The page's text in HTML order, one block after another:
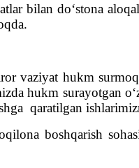
bilan do‘stona
vaziyat hukm
hukm surayotgan
qaratilgan
boshqarish